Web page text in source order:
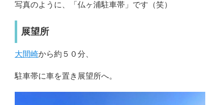
写真のように、「仏ヶ浦駐車帯」です（笑）
展望所
大間崎から約５０分、
駐車帯に車を置き展望所へ。